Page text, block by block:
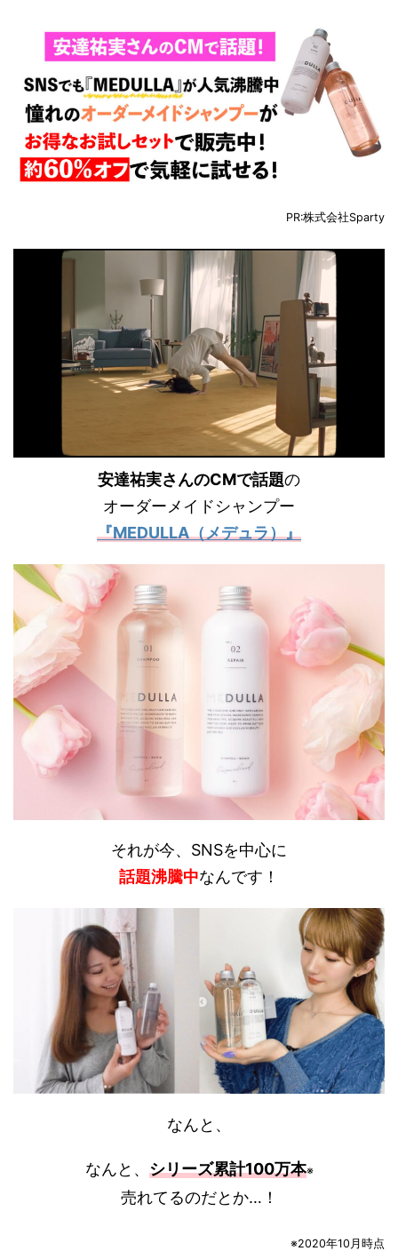
PR:株式会社Sparty
安達祐実さんのCMで話題の
オーダーメイドシャンプー
『MEDULLA（メデュラ）』
それが今、SNSを中心に
話題沸騰中なんです！
なんと、
なんと、 シリーズ累計100万本※
売れてるのだとか…！
※2020年10月時点